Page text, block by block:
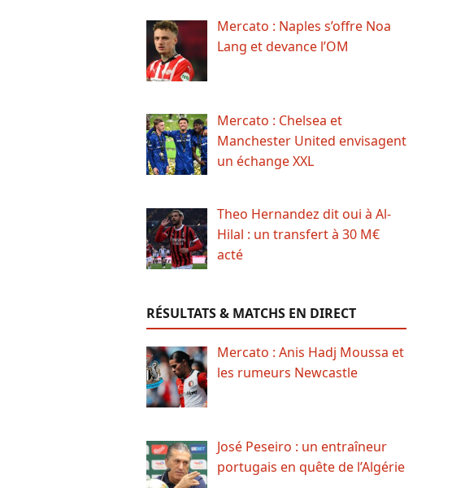
Mercato : Naples s’offre Noa
Lang et devance l’OM
Mercato : Chelsea et
Manchester United envisagent
un échange XXL
Theo Hernandez dit oui à Al-
Hilal : un transfert à 30 M€
acté
RÉSULTATS & MATCHS EN DIRECT
Mercato : Anis Hadj Moussa et
les rumeurs Newcastle
José Peseiro : un entraîneur
portugais en quête de l’Algérie